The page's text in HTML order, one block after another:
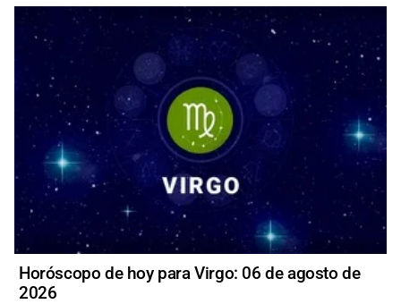
Horóscopo de hoy para Virgo: 06 de agosto de
2026